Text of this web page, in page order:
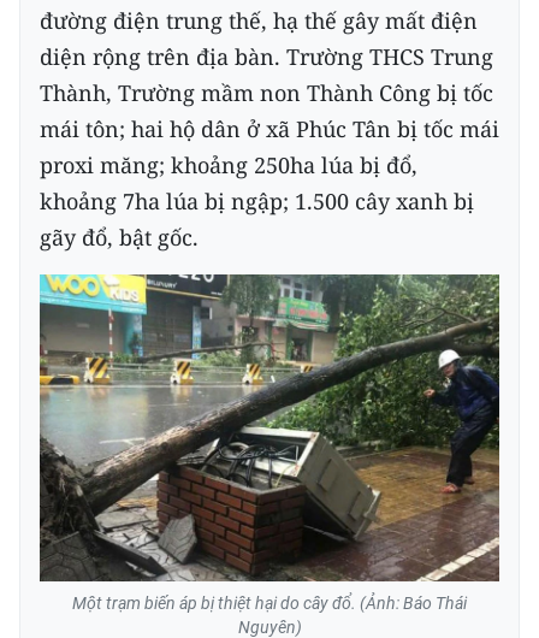
đường điện trung thế, hạ thế gây mất điện
diện rộng trên địa bàn. Trường THCS Trung
Thành, Trường mầm non Thành Công bị tốc
mái tôn; hai hộ dân ở xã Phúc Tân bị tốc mái
proxi măng; khoảng 250ha lúa bị đổ,
khoảng 7ha lúa bị ngập; 1.500 cây xanh bị
gãy đổ, bật gốc.
Một trạm biến áp bị thiệt hại do cây đổ. (Ảnh: Báo Thái
Nguyên)